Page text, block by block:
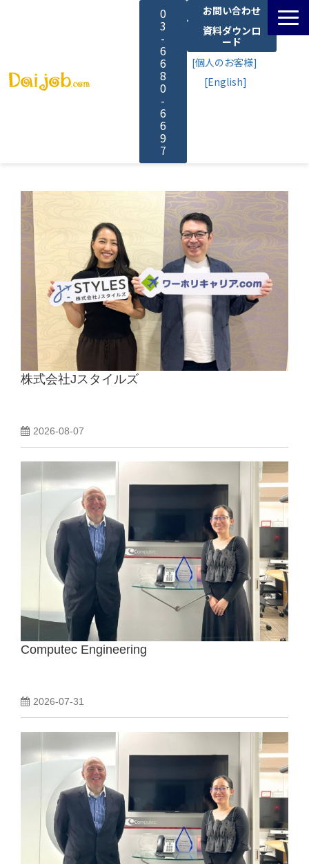
0
3
-
6
6
8
0
-
6
6
9
7
お問い合わせ
資料ダウンロ
ード
[個人のお客様]
[English]
よくあるご質問
導入事例
動画でわかるDaijob
お役立ち情報
株式会社Jスタイルズ
2026-08-07
Computec Engineering
2026-07-31